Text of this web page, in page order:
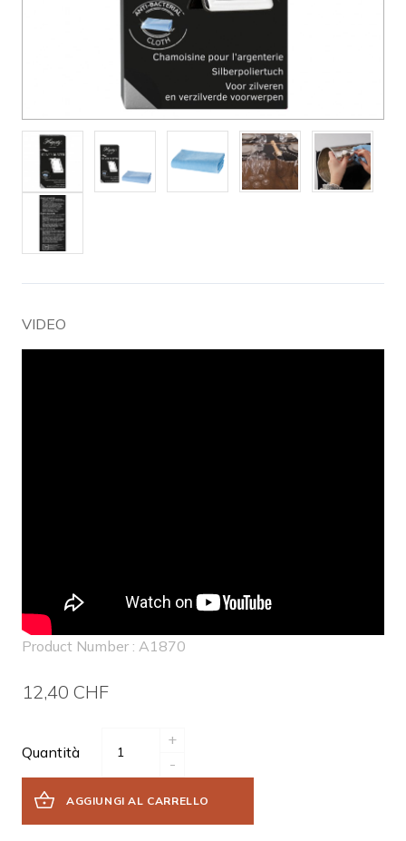
VIDEO
Product Number : A1870
12,40 CHF
Quantità
+
-
AGGIUNGI AL CARRELLO